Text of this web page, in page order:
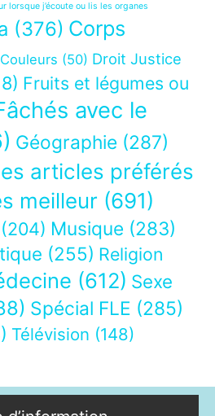
lorsque j’écoute ou lis les organes
(376) Corps
Couleurs (50) Droit Justice
Fruits et légumes ou
avec le
Géographie (287)
articles préférés
meilleur (691)
(204) Musique (283)
(255) Religion
(612) Sexe
Spécial FLE (285)
Télévision (148)